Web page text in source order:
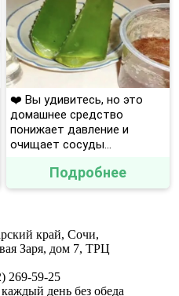
❤️ Вы удивитесь, но это
домашнее средство
понижает давление и
очищает сосуды...
Подробнее
край, Сочи,
Заря, дом 7, ТРЦ
269-59-25
день без обеда